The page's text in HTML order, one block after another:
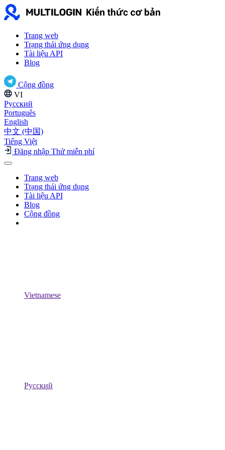
Trang web
Trạng thái ứng dụng
Tài liệu API
Blog
Cộng đồng
VI
Русский
Português
English
中文 (中国)
Tiếng Việt
Đăng nhập Thử miễn phí
Trang web
Trạng thái ứng dụng
Tài liệu API
Blog
Cộng đồng
Vietnamese
Русский